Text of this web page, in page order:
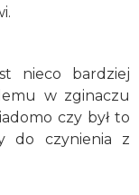
nieco bardziej
w zginaczu
czy był to
do czynienia z